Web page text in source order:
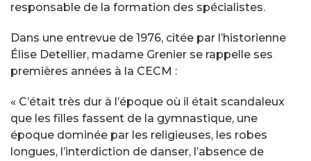
responsable de la formation des spécialistes.
Dans une entrevue de 1976, citée par l’historienne
Élise Detellier, madame Grenier se rappelle ses
premières années à la CECM :
« C’était très dur à l’époque où il était scandaleux
que les filles fassent de la gymnastique, une
époque dominée par les religieuses, les robes
longues, l’interdiction de danser, l’absence de